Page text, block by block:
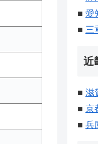
■ 愛
■ 三
近
■ 滋
■ 京
■ 兵